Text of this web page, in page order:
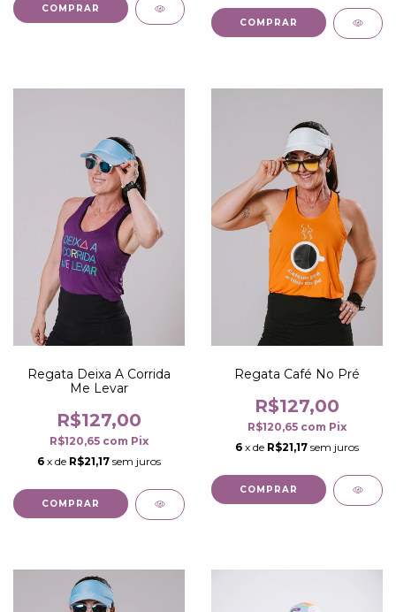
COMPRAR
COMPRAR
Regata Deixa A Corrida
Me Levar
R$127,00
R$120,65 com Pix
6 x de R$21,17 sem juros
COMPRAR
Regata Café No Pré
R$127,00
R$120,65 com Pix
6 x de R$21,17 sem juros
COMPRAR